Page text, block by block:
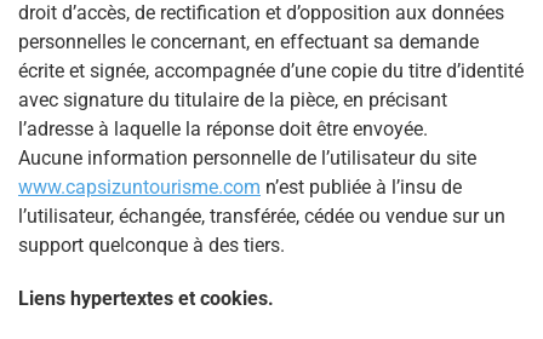
droit d’accès, de rectification et d’opposition aux données
personnelles le concernant, en effectuant sa demande
écrite et signée, accompagnée d’une copie du titre d’identité
avec signature du titulaire de la pièce, en précisant
l’adresse à laquelle la réponse doit être envoyée.
Aucune information personnelle de l’utilisateur du site
www.capsizuntourisme.com n’est publiée à l’insu de
l’utilisateur, échangée, transférée, cédée ou vendue sur un
support quelconque à des tiers.
Liens hypertextes et cookies.